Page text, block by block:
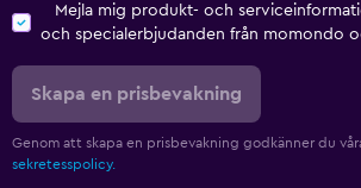
Mejla mig produkt- och
och specialerbjudanden från momondo
Skapa en prisbevakning
Genom att skapa en prisbevakning godkänner du
sekretesspolicy.